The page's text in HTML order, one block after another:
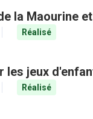
la Maourine
Réalisé
jeux
Réalisé